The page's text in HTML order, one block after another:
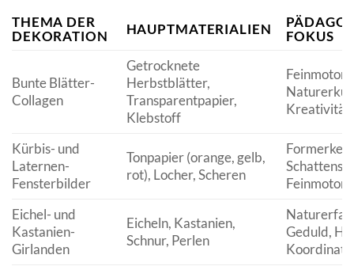
THEMA DER
DEKORATION
HAUPTMATERIALIEN
FOKUS
Bunte Blätter-
Collagen
Getrocknete
Herbstblätter,
Transparentpapier,
Klebstoff
Kreativität
Kürbis- und
Laternen-
Fensterbilder
Tonpapier (orange, gelb,
rot), Locher, Scheren
Eichel- und
Kastanien-
Girlanden
Eicheln, Kastanien,
Schnur, Perlen
Geduld,